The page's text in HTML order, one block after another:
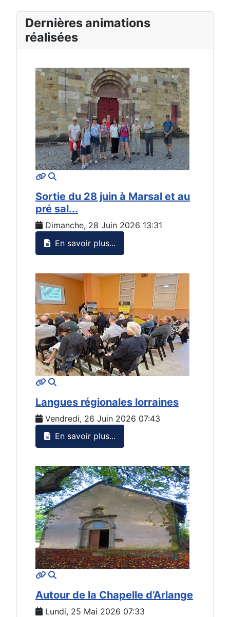
Dernières animations
réalisées
MOD_JTCS_VIEW_ARTICLE_LINK
Sortie du 28 juin à Marsal et au
pré sal...
Dimanche, 28 Juin 2026 13:31
En savoir plus...
MOD_JTCS_VIEW_ARTICLE_LINK
Langues régionales lorraines
Vendredi, 26 Juin 2026 07:43
En savoir plus...
MOD_JTCS_VIEW_ARTICLE_LINK
Autour de la Chapelle d’Arlange
Lundi, 25 Mai 2026 07:33